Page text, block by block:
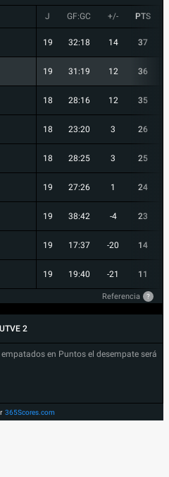
J GF:GC +/- PTS
19 32:18 14 37
19 31:19 12 36
18 28:16 12 35
18 23:20 3 26
18 28:25 3 25
19 27:26 1 24
19 38:42 -4 23
19 17:37 -20 14
19 19:40 -21 11
Referencia ?
2
en Puntos el desempate será
365Scores.com